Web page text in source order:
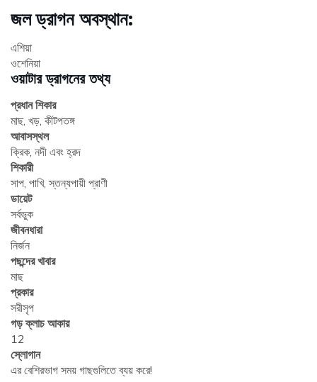
জল ড্রাগন অবস্থান:
এশিয়া
ওশেনিয়া
ওয়াটার ড্রাগনের তথ্য
প্রধান শিকার
মাছ, খড়, কীটপতঙ্গ
আবাসস্থল
ক্রিক, নদী এবং হ্রদ
শিকারী
সাপ, পাখি, স্তন্যপায়ী প্রাণী
ডায়েট
সর্বভুক
জীবনধারা
নির্জন
পছন্দের খাবার
মাছ
প্রকার
সরীসৃপ
গড় ক্লাচ আকার
12
স্লোগান
এর বেশিরভাগ সময় গাছগুলিতে ব্যয় করে!